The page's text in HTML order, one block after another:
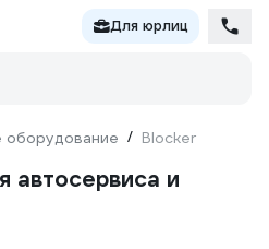
Для юрлиц
оборудование / Blocker
автосервиса и